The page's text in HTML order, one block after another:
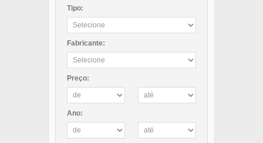
Tipo:
Fabricante:
Preço:
Ano: